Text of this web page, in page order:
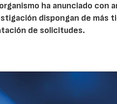
ha anunciado con
dispongan de más
de solicitudes.